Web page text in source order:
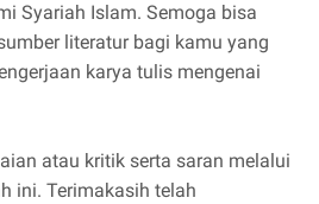
Syariah Islam. Semoga bisa
literatur bagi kamu yang
karya tulis mengenai
atau kritik serta saran melalui
ini. Terimakasih telah